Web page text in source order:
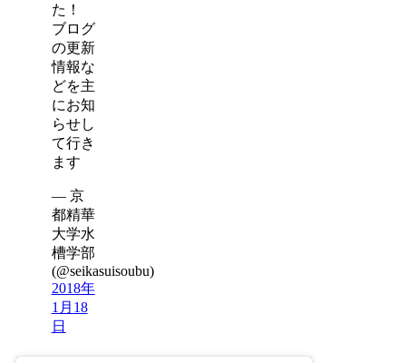
た！
ブログ
の更新
情報な
どを主
にお知
らせし
て行き
ます
— 京
都精華
大学水
槽学部
(@seikasuisoubu)
2018年
1月18
日